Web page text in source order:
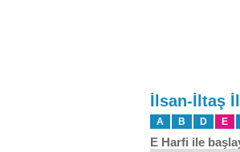
İlsan-İltaş
A B D E
E Harfi ile